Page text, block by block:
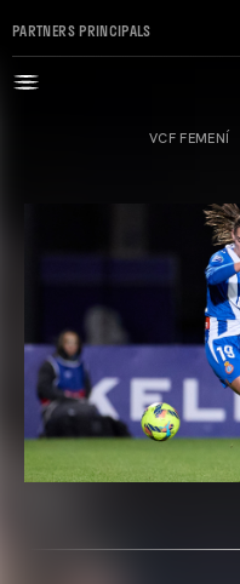
PARTNERS PRINCIPALS
VCF FEMENÍ